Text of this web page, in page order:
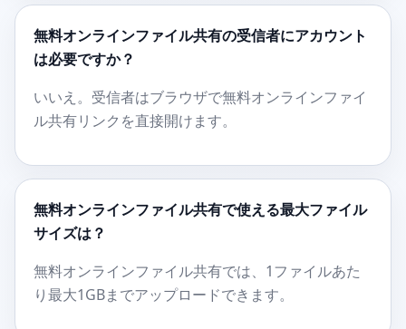
無料オンラインファイル共有の受信者にアカウント
は必要ですか？
いいえ。受信者はブラウザで無料オンラインファイ
ル共有リンクを直接開けます。
無料オンラインファイル共有で使える最大ファイル
サイズは？
無料オンラインファイル共有では、1ファイルあた
り最大1GBまでアップロードできます。